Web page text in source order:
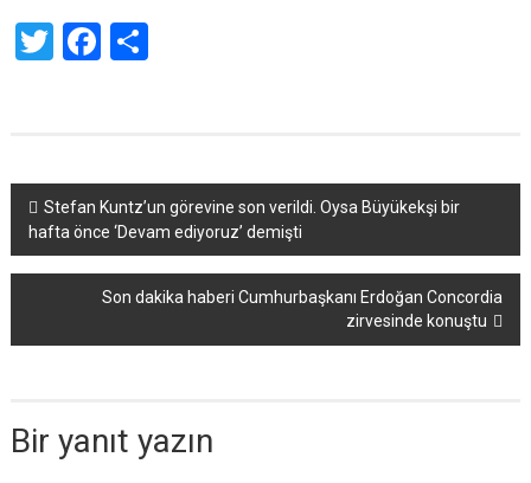
TwitterFacebook
Share
Yazı
dolaşımı
Stefan Kuntz’un görevine son verildi. Oysa Büyükekşi bir
hafta önce ‘Devam ediyoruz’ demişti
Son dakika haberi Cumhurbaşkanı Erdoğan Concordia
zirvesinde konuştu
Bir yanıt yazın